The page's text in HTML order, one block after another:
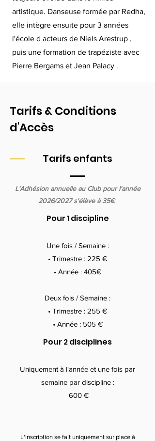
artistique. Danseuse formée par Redha,
elle intègre ensuite pour 3 années
l'école d acteurs de Niels Arestrup ,
puis une formation de trapéziste avec
Pierre Bergams et Jean Palacy .
Tarifs & Conditions
d'Accès
Tarifs enfants
L'Adhésion annuelle au Club pour l'année
2026/2027 s'élève à 35€
Pour 1 discipline
Une fois / Semaine :
• Trimestre : 225 €
• Année : 405€
Deux fois / Semaine :
• Trimestre : 255 €
• Année : 505 €
Pour 2 disciplines
Uniquement à l'année et une fois par
semaine par discipline :
600 €
L'inscription se fait uniquement sur place à